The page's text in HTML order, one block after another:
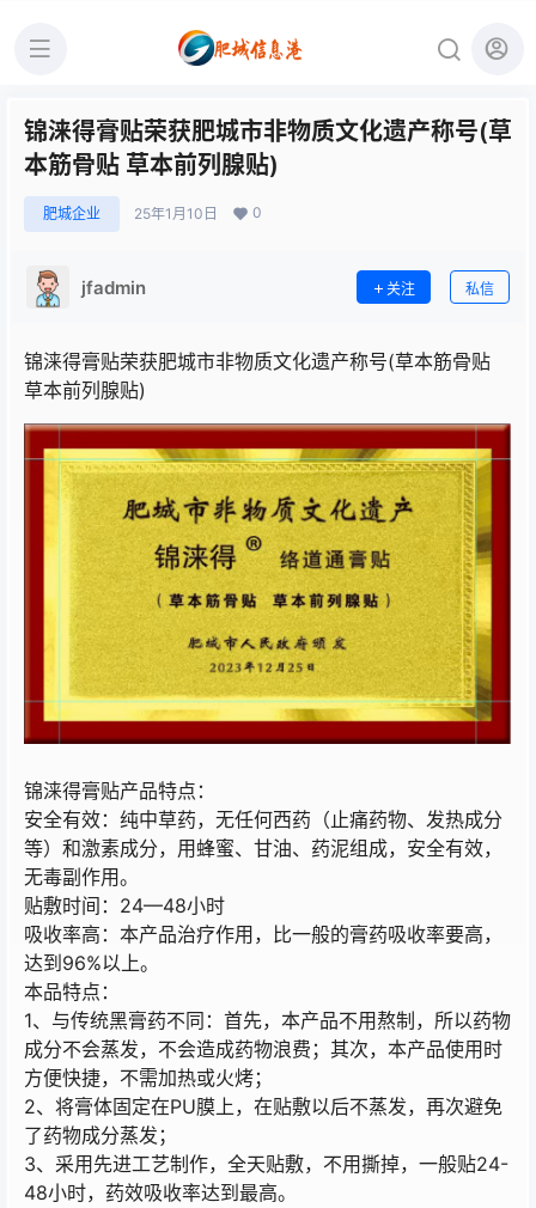
锦涞得膏贴荣获肥城市非物质文化遗产称号(草
本筋骨贴 草本前列腺贴)
肥城企业 25年1月10日 0
jfadmin 关注 私信
锦涞得膏贴荣获肥城市非物质文化遗产称号(草本筋骨贴
草本前列腺贴)
锦涞得膏贴产品特点：
安全有效：纯中草药，无任何西药（止痛药物、发热成分
等）和激素成分，用蜂蜜、甘油、药泥组成，安全有效，
无毒副作用。
贴敷时间：24—48小时
吸收率高：本产品治疗作用，比一般的膏药吸收率要高，
达到96%以上。
本品特点：
1、与传统黑膏药不同：首先，本产品不用熬制，所以药物
成分不会蒸发，不会造成药物浪费；其次，本产品使用时
方便快捷，不需加热或火烤；
2、将膏体固定在PU膜上，在贴敷以后不蒸发，再次避免
了药物成分蒸发；
3、采用先进工艺制作，全天贴敷，不用撕掉，一般贴24-
48小时，药效吸收率达到最高。